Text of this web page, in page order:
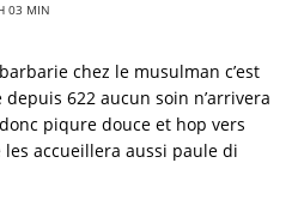
03 MIN
chez le musulman c’est
622 aucun soin n’arrivera
piqure douce et hop vers
accueillera aussi paule di